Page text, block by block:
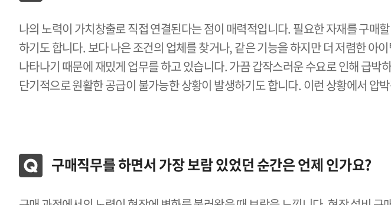
나의 노력이 가치창출로 직접 연결된다는 점이 매력적입니다. 필요한 자재를 구
하기도 합니다. 보다 나은 조건의 업체를 찾거나, 같은 기능을 하지만 더 저렴한 아
나타나기 때문에 재밌게 업무를 하고 있습니다. 가끔 갑작스러운 수요로 인해 급
단기적으로 원활한 공급이 불가능한 상황이 발생하기도 합니다. 이런 상황에서
구매직무를 하면서 가장 보람 있었던 순간은 언제 인가요?